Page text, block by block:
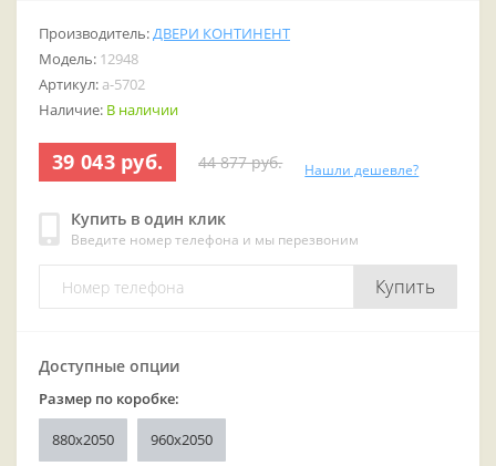
Производитель:ДВЕРИ КОНТИНЕНТ
Модель: 12948
Артикул: a-5702
Наличие: В наличии
39 043 руб. 44 877 руб. Нашли дешевле?
Купить в один клик
Введите номер телефона и мы перезвоним
Купить
Доступные опции
Размер по коробке:
880x2050 960x2050